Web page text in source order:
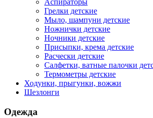
Аспираторы
Грелки детские
Мыло, шампуни детские
Ножнички детские
Ночники детские
Присыпки, крема детские
Расчески детские
Салфетки, ватные палочки
Термометры детские
Ходунки, прыгунки, вожжи
Шезлонги
Одежда